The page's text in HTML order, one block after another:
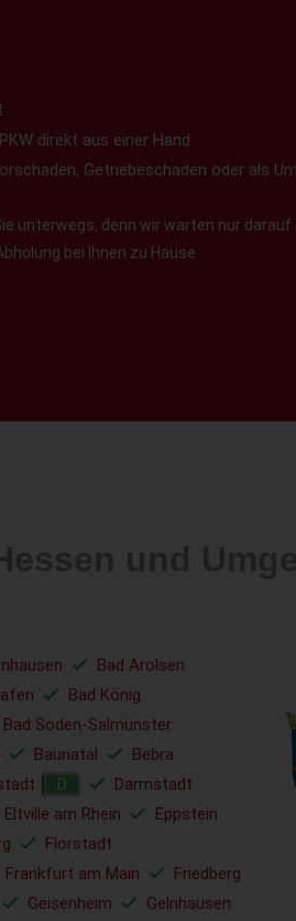
direkt aus einer Hand
Getriebeschaden oder als
denn wir warten nur
bei Ihnen zu Hause.
Bad Arolsen
Bad König
Bad Soden-Salmünster
Baunatal
Bebra
D
Darmstadt
Eltville am Rhein
Eppstein
Florstadt
Frankfurt am Main
Friedberg
Geisenheim
Gelnhausen